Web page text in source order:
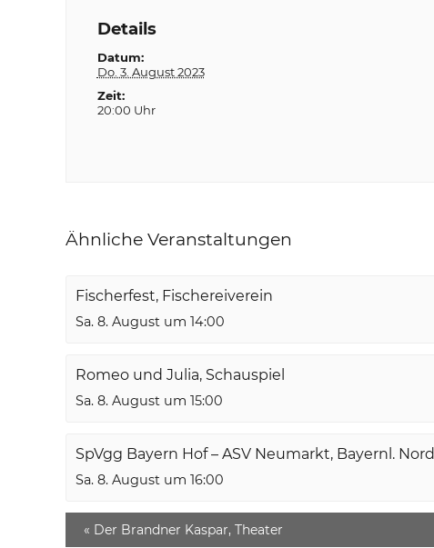
Details
Datum:
Do. 3. August 2023
Zeit:
20:00 Uhr
Ähnliche Veranstaltungen
Fischerfest, Fischereiverein
Sa. 8. August um 14:00
Romeo und Julia, Schauspiel
Sa. 8. August um 15:00
SpVgg Bayern Hof – ASV Neumarkt, Bayernl. Nord
Sa. 8. August um 16:00
« Der Brandner Kaspar, Theater